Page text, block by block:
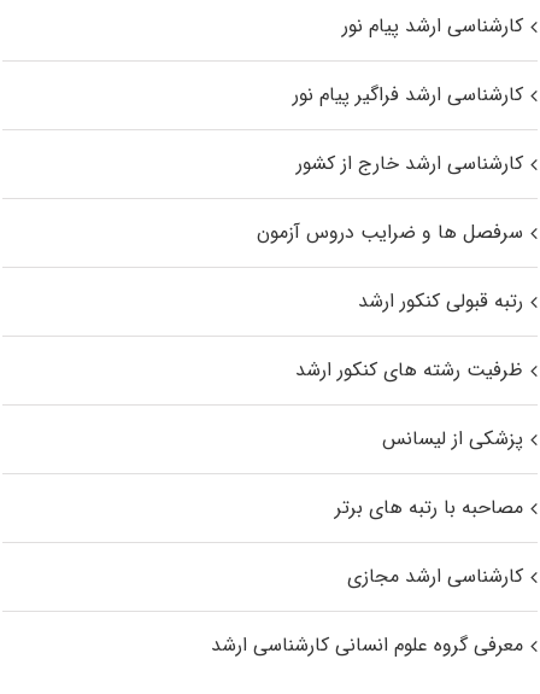
کارشناسی ارشد پیام نور
کارشناسی ارشد فراگیر پیام نور
کارشناسی ارشد خارج از کشور
سرفصل ها و ضرایب دروس آزمون
رتبه قبولی کنکور ارشد
ظرفیت رشته های کنکور ارشد
پزشکی از لیسانس
مصاحبه با رتبه های برتر
کارشناسی ارشد مجازی
معرفی گروه علوم انسانی کارشناسی ارشد